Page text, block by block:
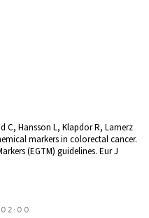
C, Hansson L, Klapdor R, Lamerz
markers in colorectal cancer.
(EGTM) guidelines. Eur J